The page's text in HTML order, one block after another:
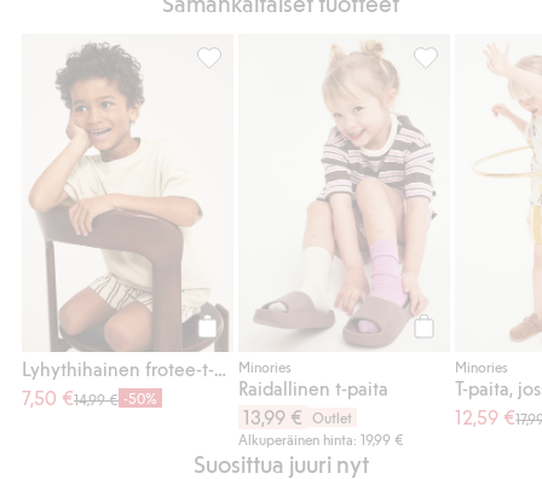
Osta
7,50 €14,99 € -50%
Lyhythihainen frotee-t-paita, Lisää
Minories
Raidallinen t-paita
13,99 €
Outlet
Alkuperäinen hinta: 19,99 €
Raidallinen t-
Minories
12,59 €
Suosittua juuri nyt